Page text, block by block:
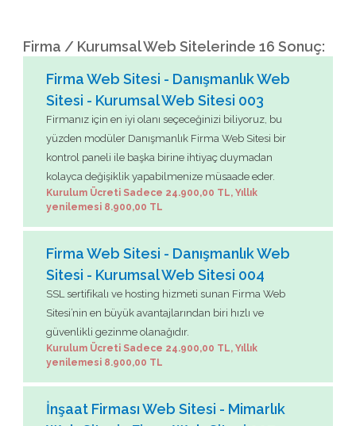
Firma / Kurumsal Web Sitelerinde 16 Sonuç:
Firma Web Sitesi - Danışmanlık Web
Sitesi - Kurumsal Web Sitesi 003
Firmanız için en iyi olanı seçeceğinizi biliyoruz, bu
yüzden modüler Danışmanlık Firma Web Sitesi bir
kontrol paneli ile başka birine ihtiyaç duymadan
kolayca değişiklik yapabilmenize müsaade eder.
Kurulum Ücreti Sadece 24.900,00 TL, Yıllık
yenilemesi 8.900,00 TL
Firma Web Sitesi - Danışmanlık Web
Sitesi - Kurumsal Web Sitesi 004
SSL sertifikalı ve hosting hizmeti sunan Firma Web
Sitesi’nin en büyük avantajlarından biri hızlı ve
güvenlikli gezinme olanağıdır.
Kurulum Ücreti Sadece 24.900,00 TL, Yıllık
yenilemesi 8.900,00 TL
İnşaat Firması Web Sitesi - Mimarlık